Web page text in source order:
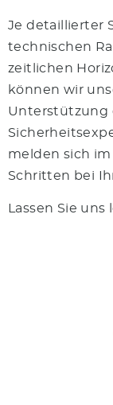
Je detaillierter
technischen
zeitlichen
können wir
Unterstützung
melden sich
Schritten bei
Lassen Sie uns